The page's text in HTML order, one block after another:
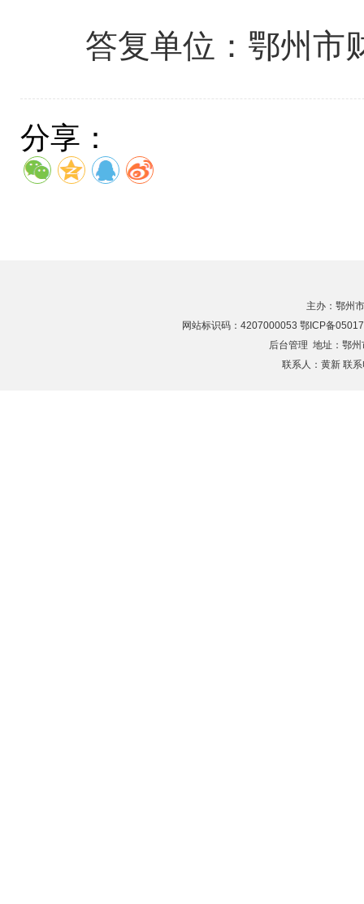
答复单位：鄂州市
分享：
主办：鄂州
网站标识码：4207000053 鄂ICP备
后台管理 地址：鄂
联系人：黄新 联